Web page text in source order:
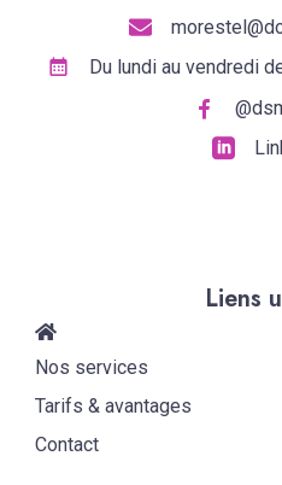
Du lundi au vendredi
Liens
Nos services
Tarifs & avantages
Contact